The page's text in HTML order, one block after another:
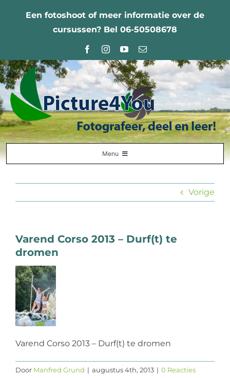
Een fotoshoot of meer informatie over de
cursussen? Bel 06-50508678
Menu
Contact
Vorige
Varend Corso 2013 – Durf(t) te
dromen
Varend Corso 2013 – Durf(t) te dromen
Door Manfred Grund | augustus 4th, 2013 | 0 Reacties